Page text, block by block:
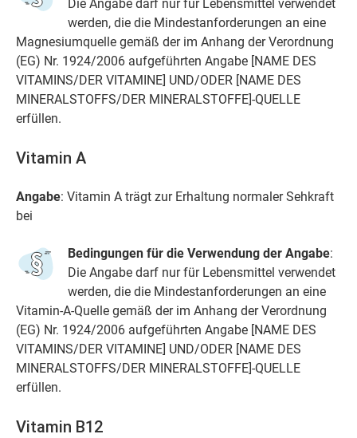
Die Angabe darf nur für Lebensmittel verwendet
werden, die die Mindestanforderungen an eine
Magnesiumquelle gemäß der im Anhang der Verordnung
(EG) Nr. 1924/2006 aufgeführten Angabe [NAME DES
VITAMINS/DER VITAMINE] UND/ODER [NAME DES
MINERALSTOFFS/DER MINERALSTOFFE]-QUELLE
erfüllen.
Vitamin A
Angabe: Vitamin A trägt zur Erhaltung normaler Sehkraft
bei
Bedingungen für die Verwendung der Angabe:
Die Angabe darf nur für Lebensmittel verwendet
werden, die die Mindestanforderungen an eine
Vitamin-A-Quelle gemäß der im Anhang der Verordnung
(EG) Nr. 1924/2006 aufgeführten Angabe [NAME DES
VITAMINS/DER VITAMINE] UND/ODER [NAME DES
MINERALSTOFFS/DER MINERALSTOFFE]-QUELLE
erfüllen.
Vitamin B12